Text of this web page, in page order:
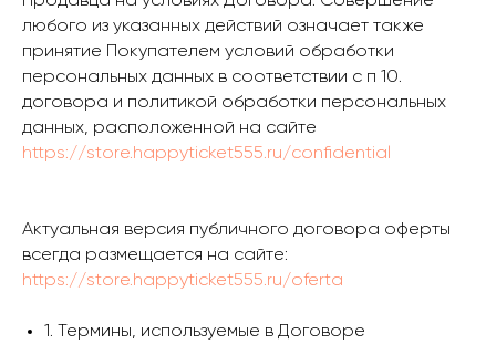
любого из указанных действий означает также
принятие Покупателем условий обработки
персональных данных в соответствии с п 10.
договора и политикой обработки персональных
данных, расположенной на сайте
https://store.happyticket555.ru/confidential
Актуальная версия публичного договора оферты
всегда размещается на сайте:
https://store.happyticket555.ru/oferta
1. Термины, используемые в Договоре